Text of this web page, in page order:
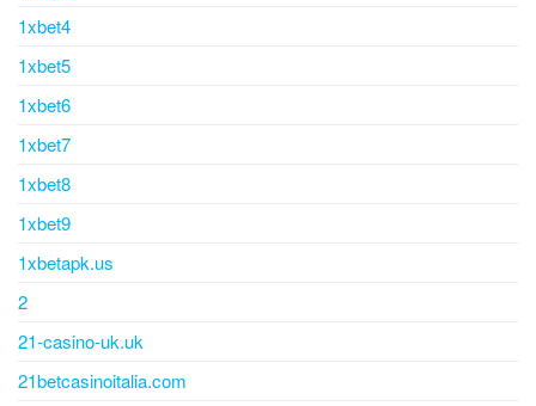
1xbet4
1xbet5
1xbet6
1xbet7
1xbet8
1xbet9
1xbetapk.us
2
21-casino-uk.uk
21betcasinoitalia.com